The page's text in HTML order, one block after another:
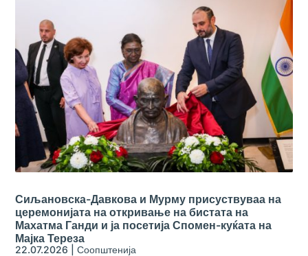
Сиљановска-Давкова и Мурму присуствуваа на
церемонијата на откривање на бистата на
Махатма Ганди и ја посетија Спомен-куќата на
Мајка Тереза
22.07.2026 |Соопштенија